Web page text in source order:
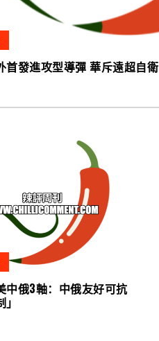
首發進攻型導彈 華斥遠超自衛
中俄3軸：中俄友好可抗